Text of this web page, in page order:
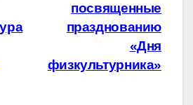
посвященные
празднованию
«Дня
физкультурника»